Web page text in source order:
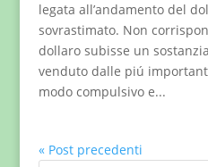
legata all’andamento del
sovrastimato. Non
dollaro subisse un
venduto dalle piú
modo compulsivo e...
« Post precedenti